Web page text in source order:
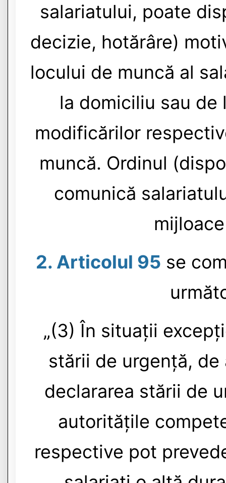
salariatului, poate
decizie, hotărâre)
locului de muncă al
la domiciliu sau de
modificărilor
muncă. Ordinul
comunică
2. Articolul 95 se
„(3) În situații
stării de urgență,
declararea stării de
autoritățile
respective pot